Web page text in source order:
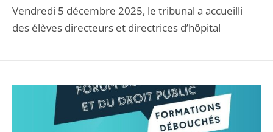
Vendredi 5 décembre 2025, le tribunal a accueilli
des élèves directeurs et directrices d’hôpital